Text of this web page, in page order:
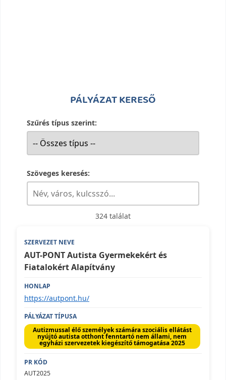
PÁLYÁZAT KERESŐ
Szűrés típus szerint:
Szöveges keresés:
324 találat
AUT-PONT Autista Gyermekekért és
Fiatalokért Alapítvány
https://autpont.hu/
Autizmussal élő személyek számára szociális ellátást
nyújtó autista otthont fenntartó nem állami, nem
egyházi szervezetek kiegészítő támogatása 2025
AUT2025